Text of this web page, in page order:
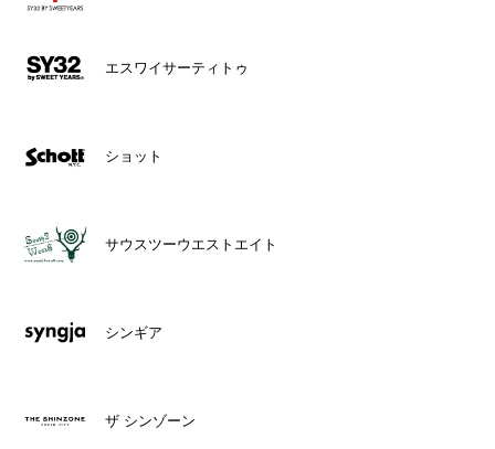
エスワイサーティトゥ
ショット
サウスツーウエストエイト
シンギア
ザ シンゾーン